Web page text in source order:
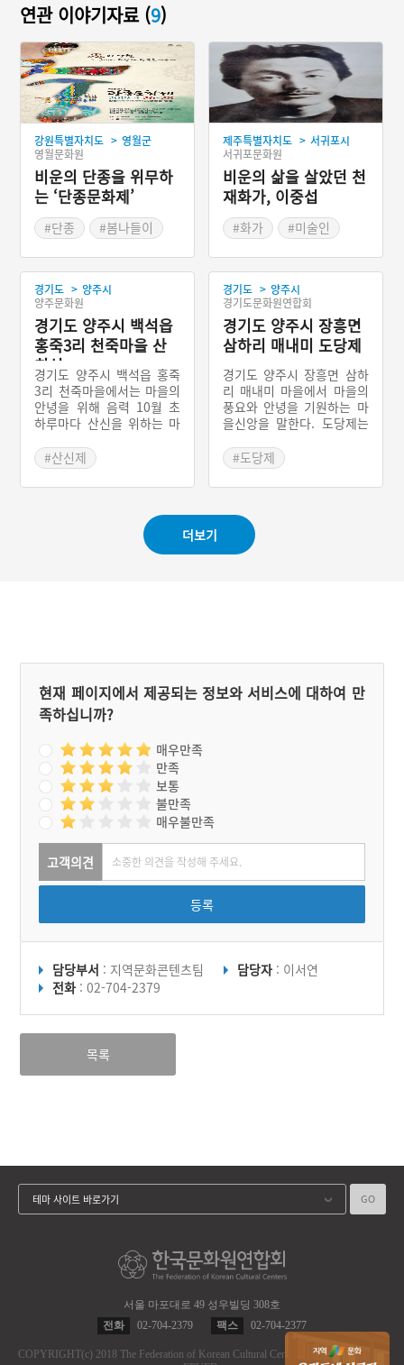
연관 이야기자료 (9)
강원특별자치도 > 영월군
영월문화원
비운의 단종을 위무하
는 ‘단종문화제’
#단종
#봄나들이
제주특별자치도 > 서귀포시
서귀포문화원
비운의 삶을 살았던 천
재화가, 이중섭
#화가
#미술인
경기도 > 양주시
양주문화원
경기도 양주시 백석읍
홍죽3리 천죽마을 산
치성
경기도 양주시 백석읍 홍죽
3리 천죽마을에서는 마을의
안녕을 위해 음력 10월 초
하루마다 산신을 위하는 마
산치성 혹은 산제사라고 부
른다. 산치성을 지내기 위해
음력 9월 그믐에 제의를 총
로 뽑는다. 제물은 일반적인
마을제의와 같으며 제의 당
일에 상하주 집에서 준비한
#산신제
경기도 > 양주시
경기도문화원연합회
경기도 양주시 장흥면
삼하리 매내미 도당제
경기도 양주시 장흥면 삼하
리 매내미 마을에서 마을의
풍요와 안녕을 기원하는 마
을신앙을 말한다. 도당제는
쯤에 자라봉에 있는 마을의
신성하다고 믿는 참나무 앞
에서 이루어진다.
#도당제
더보기
현재 페이지에서 제공되는 정보와 서비스에 대하여 만
족하십니까?
매우만족
만족
보통
불만족
매우불만족
고객의견
등록
담당부서 : 지역문화콘텐츠팀 담당자 : 이서연
전화 : 02-704-2379
목록
서울 마포대로 49 성우빌딩 308호
전화
02-704-2379 팩스 02-704-2377
COPYRIGHT(c) 2018 The Federation of Korean Cultural Centers.
ALL RIGHT RES
테마 사이트 바로가기 GO